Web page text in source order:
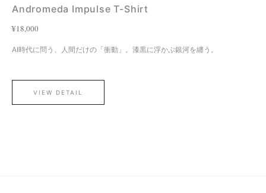
Andromeda Impulse T-Shirt
¥18,000
AI時代に問う、人間だけの「衝動」。漆黒に浮かぶ銀河を纏う。
VIEW DETAIL